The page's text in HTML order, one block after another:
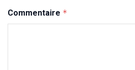
Commentaire *